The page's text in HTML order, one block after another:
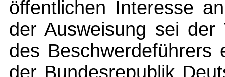
öffentlichen Interesse
der Ausweisung sei
des Beschwerdeführers
der Bundesrepublik